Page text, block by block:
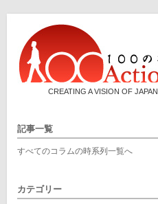
CREATING A VISION OF JAPAN
記事一覧
すべてのコラムの時系列一覧へ
カテゴリー